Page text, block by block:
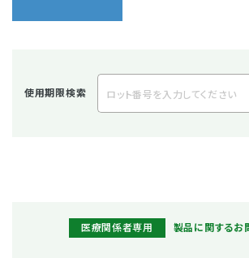
使用期限検索
医療関係者専用 製品に関するお